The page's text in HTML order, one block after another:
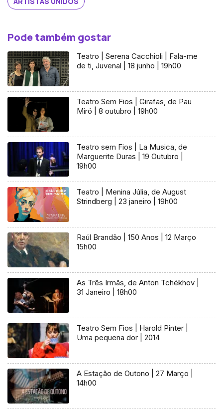
Pode também gostar
Teatro | Serena Cacchioli | Fala-me
de ti, Juvenal | 18 junho | 19h00
Teatro Sem Fios | Girafas, de Pau
Miró | 8 outubro | 19h00
Teatro sem Fios | La Musica, de
Marguerite Duras | 19 Outubro |
19h00
Teatro | Menina Júlia, de August
Strindberg | 23 janeiro | 19h00
Raúl Brandão | 150 Anos | 12 Março
15h00
As Três Irmãs, de Anton Tchékhov |
31 Janeiro | 18h00
Teatro Sem Fios | Harold Pinter |
Uma pequena dor | 2014
A Estação de Outono | 27 Março |
14h00